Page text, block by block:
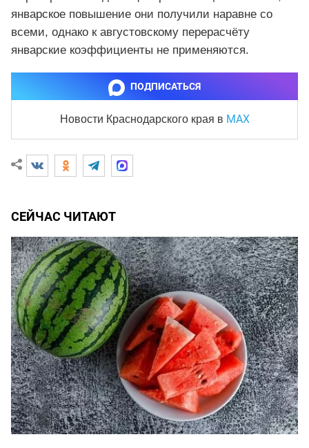
январское повышение они получили наравне со
всеми, однако к августовскому перерасчёту
январские коэффициенты не применяются.
ПОДПИСАТЬСЯ
Новости Краснодарского края в MAX
СЕЙЧАС ЧИТАЮТ